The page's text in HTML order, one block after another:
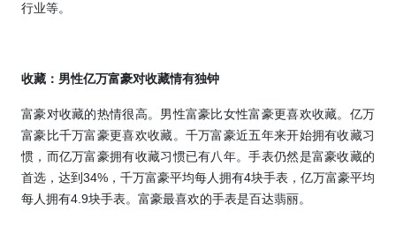
行业等。
收藏：男性亿万富豪对收藏情有独钟
富豪对收藏的热情很高。 男性富豪比女性富豪更喜欢收藏。亿万
富豪比千万富豪更喜欢收藏。 千万富豪近五年来开始拥有收藏习
惯，而亿万富豪拥有收藏习惯已有八年。手表仍然是富豪收藏的
首选，达到34% ， 千万富豪平均每人拥有4块手表，亿万富豪平均
每人拥有4.9块手表。富豪最喜欢的手表是百达翡丽。